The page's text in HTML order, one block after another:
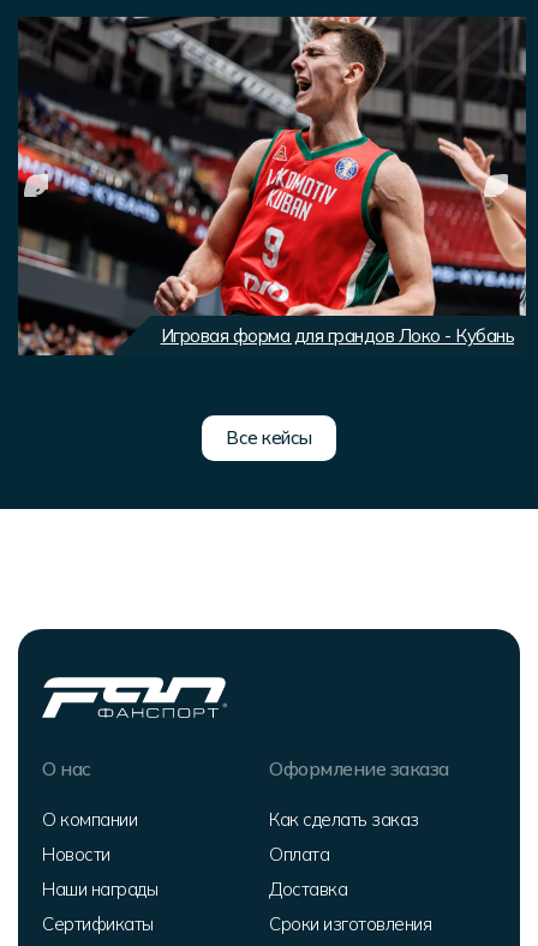
Игровая форма для грандов Локо - Кубань
Все кейсы
О нас
О компании
Новости
Наши награды
Сертификаты
Оформление заказа
Как сделать заказ
Оплата
Доставка
Сроки изготовления